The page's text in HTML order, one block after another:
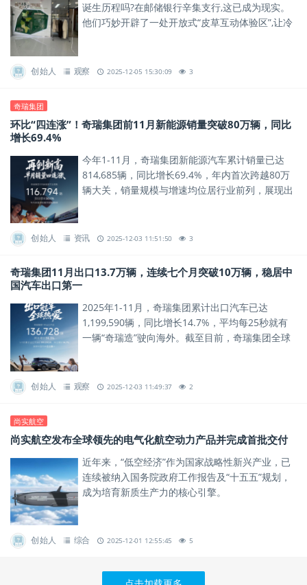
诞生历程吗?在邮储银行辛集支行,这已成为现实。
他们巧妙开辟了一处开放式“皮草互动体验区”,让冷
创始人 观察 2025-12-05 15:30:09 3
奇瑞集团
环比“四连涨”！奇瑞集团前11月新能源销量突破80万辆，同比
增长69.4%
今年1-11月，奇瑞集团新能源汽车累计销量已达
814,685辆，同比增长69.4%，年内首次跨越80万
辆大关，销量规模与增速均位居行业前列，展现出
创始人 资讯 2025-12-03 11:51:50 3
奇瑞集团11月出口13.7万辆，连续七个月突破10万辆，稳居中
国汽车出口第一
2025年1-11月，奇瑞集团累计出口汽车已达
1,199,590辆，同比增长14.7%，平均每25秒就有
一辆“奇瑞造”驶向海外。截至目前，奇瑞集团全球
创始人 观察 2025-12-03 11:49:37 2
尚实航空
尚实航空发布全球领先的电气化航空动力产品并完成首批交付
近年来，“低空经济”作为国家战略性新兴产业，已
连续被纳入国务院政府工作报告及“十五五”规划，
成为培育新质生产力的核心引擎。
创始人 综合 2025-12-01 12:55:45 5